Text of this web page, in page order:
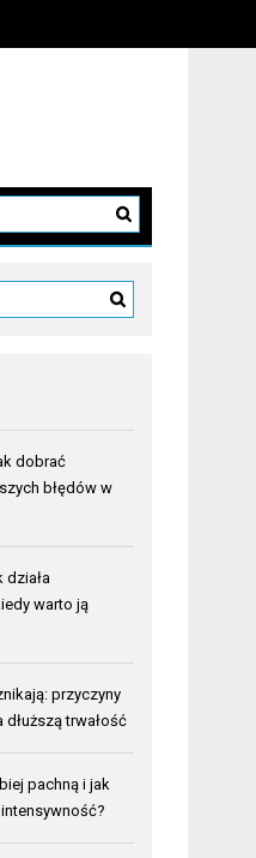
dobrać
błędów w
działa
warto ją
przyczyny
trwałość
pachną i jak